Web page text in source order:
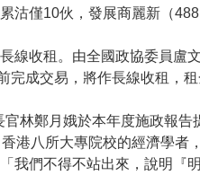
僅10伙，發展商麗新（
線收租。由全國政協委員
成交易，將作長線收租，租
林鄭月娥於本年度施政報
港八所大專院校的經濟學
們不得不站出來，說明『